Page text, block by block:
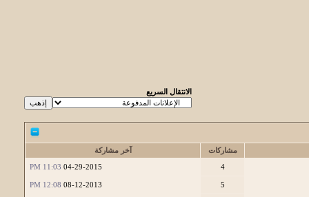
الانتقال السريع
مشاركات
آخر مشاركة
4
04-29-2015
11:03 PM
5
08-12-2013
12:08 PM